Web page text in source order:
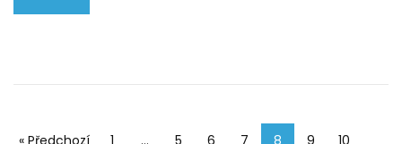
« Předchozí 1 … 5 6 7 8 9
10